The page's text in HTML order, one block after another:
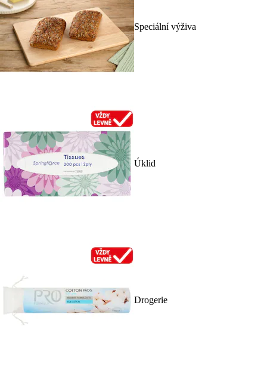
Speciální výživa
Úklid
Drogerie